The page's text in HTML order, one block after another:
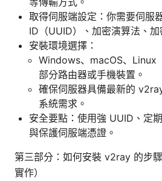
取得伺服端設定：你需要伺服
ID（UUID）、加密演算法、加
安裝環境選擇：
Windows、macOS、Linux
部分路由器或手機裝置。
確保伺服器具備最新的
系統需求。
安全要點：使用強 UUID、定
與保護伺服端憑證。
第三部分：如何安裝 v2ray 的步
實作）